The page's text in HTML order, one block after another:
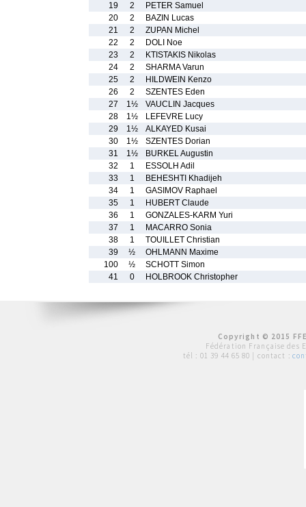
19
2
PETER Samuel
20
2
BAZIN Lucas
21
2
ZUPAN Michel
22
2
DOLI Noe
23
2
KTISTAKIS Nikolas
24
2
SHARMA Varun
25
2
HILDWEIN Kenzo
26
2
SZENTES Eden
27
1½
VAUCLIN Jacques
28
1½
LEFEVRE Lucy
29
1½
ALKAYED Kusai
30
1½
SZENTES Dorian
31
1½
BURKEL Augustin
32
1
ESSOLH Adil
33
1
BEHESHTI Khadijeh
34
1
GASIMOV Raphael
35
1
HUBERT Claude
36
1
GONZALES-KARM Yuri
37
1
MACARRO Sonia
38
1
TOUILLET Christian
39
½
OHLMANN Maxime
100
½
SCHOTT Simon
41
0 HOLBROOK Christopher
Copyright © 2015
Fédération Française des
tél : 01 39 44 65 80 | contact :